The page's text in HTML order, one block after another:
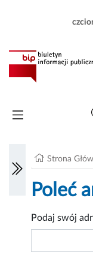
Strona
Poleć
Podaj swój